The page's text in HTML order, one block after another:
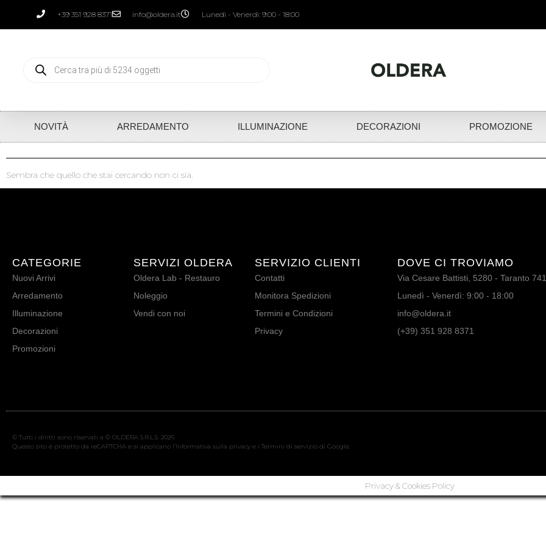
+39 351 928 8371 info@oldera.it Lunedì - Venerdì: 9:00 - 18:00
NOVITÀ ARREDAMENTO ILLUMINAZIONE DECORAZIONI PROMOZIONE
Sembra che quello che stai cercando non ci sia.
CATEGORIE
Nuovi Arrivi
Arredamento
Illuminazione
Decorazioni
Promozioni
SERVIZI OLDERA
Oldera Lab - Restauro
Noleggio
Vendi con noi
SERVIZIO CLIENTI
Contatti
Monitora Spedizioni
Termini e Condizioni
Privacy
DOVE CI TROVIAMO
Via Cesare Battisti, 5280 - Taranto
Lunedì - Venerdì: 9:00 - 18:00
info@oldera.it
(+39) 351 928 8371
© Tutti i diritti sono riservati a © OLDERA S.R.L.S. 2026
Questo sito è protetto da reCAPTCHA e si applicano l’Informativa sulla privacy e i Termini di servizio di Google.
Privacy & Cookies Policy